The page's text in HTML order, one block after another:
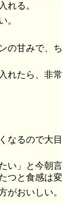
れる。
。
の甘みで、
れたら、非
なるので大
い」と今朝
つと食感は
がおいしい。